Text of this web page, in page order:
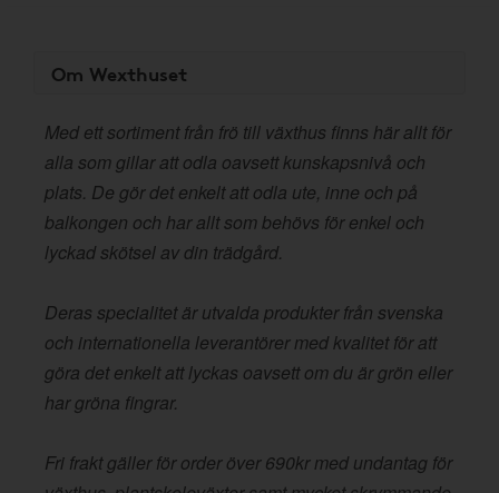
Om Wexthuset
Med ett sortiment från frö till växthus finns här allt för
alla som gillar att odla oavsett kunskapsnivå och
plats. De gör det enkelt att odla ute, inne och på
balkongen och har allt som behövs för enkel och
lyckad skötsel av din trädgård.
Deras specialitet är utvalda produkter från svenska
och internationella leverantörer med kvalitet för att
göra det enkelt att lyckas oavsett om du är grön eller
har gröna fingrar.
Fri frakt gäller för order över 690kr med undantag för